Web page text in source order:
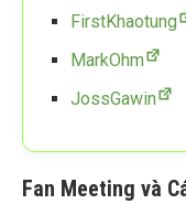
FirstKhaotung
MarkOhm
JossGawin
Fan Meeting và